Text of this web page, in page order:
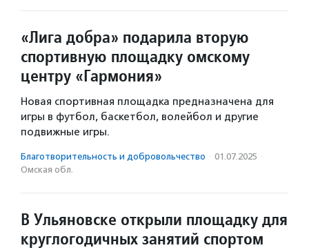
«Лига добра» подарила вторую
спортивную площадку омскому
центру «Гармония»
Новая спортивная площадка предназначена для
игры в футбол, баскетбол, волейбол и другие
подвижные игры.
Благотвори­тель­ность и доброволь­чест­во · 01.07.2025 ·
Омская обл.
В Ульяновске открыли площадку для
круглогодичных занятий спортом